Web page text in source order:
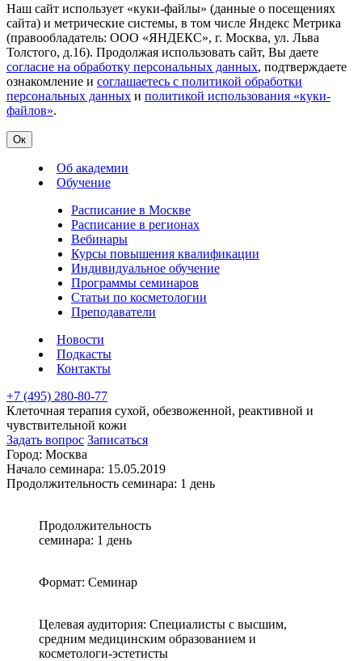
Наш сайт использует «куки-файлы» (данные о посещениях
сайта) и метрические системы, в том числе Яндекс Метрика
(правообладатель: ООО «ЯНДЕКС», г. Москва, ул. Льва
Толстого, д.16). Продолжая использовать сайт, Вы даете
согласие на обработку персональных данных, подтверждаете
ознакомление и соглашаетесь с политикой обработки
персональных данных и политикой использования «куки-
файлов».
Ок
Об академии
Обучение
Расписание в Москве
Расписание в регионах
Вебинары
Курсы повышения квалификации
Индивидуальное обучение
Программы семинаров
Статьи по косметологии
Преподаватели
Новости
Подкасты
Контакты
+7 (495) 280-80-77
Клеточная терапия сухой, обезвоженной, реактивной и
чувствительной кожи
Задать вопрос Записаться
Город: Москва
Начало семинара: 15.05.2019
Продолжительность семинара: 1 день
Продолжительность
семинара: 1 день
Формат: Семинар
Целевая аудитория: Специалисты с высшим,
средним медицинским образованием и
косметологи-эстетисты